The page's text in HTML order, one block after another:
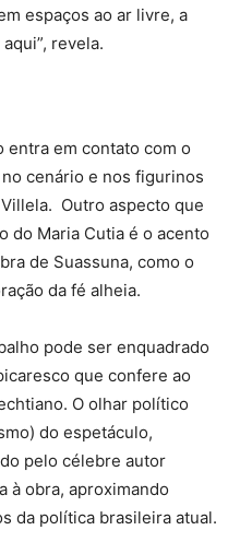
espaços ao ar livre, a
revela.
entra em contato com o
cenário e nos figurinos
Outro aspecto que
do Maria Cutia é o acento
de Suassuna, como o
da fé alheia.
pode ser enquadrado
que confere ao
O olhar político
do espetáculo,
pelo célebre autor
à obra, aproximando
da política brasileira atual.